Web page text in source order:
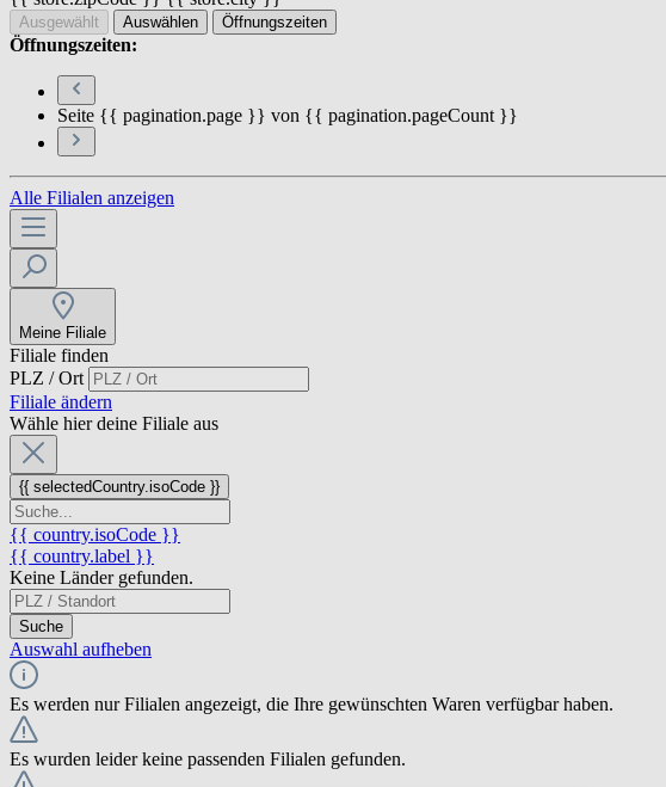
Ausgewählt Auswählen Öffnungszeiten
Öffnungszeiten:
Seite {{ pagination.page }} von {{ pagination.pageCount }}
Alle Filialen anzeigen
Meine Filiale
Filiale finden
PLZ / Ort
Filiale ändern
Wähle hier deine Filiale aus
{{ selectedCountry.isoCode }}
{{ country.isoCode }}
{{ country.label }}
Keine Länder gefunden.
Suche
Auswahl aufheben
Es werden nur Filialen angezeigt, die Ihre gewünschten Waren verfügbar haben.
Es wurden leider keine passenden Filialen gefunden.